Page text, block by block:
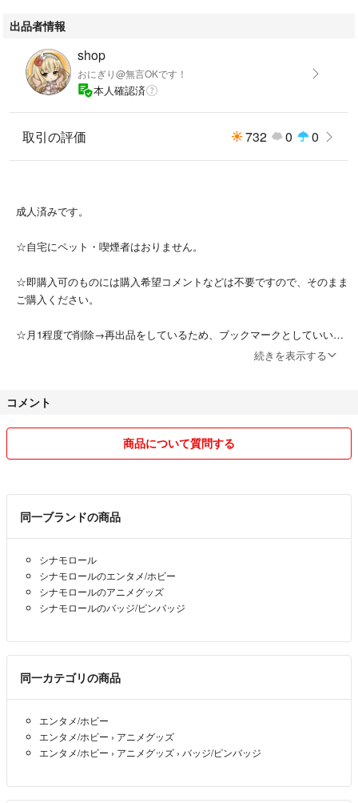
出品者情報
shop
おにぎり@無言OKです！
本人確認済
取引の評価 732 0 0
成人済みです。
☆自宅にペット・喫煙者はおりません。
☆即購入可のものには購入希望コメントなどは不要ですので、そのまま
ご購入ください。
☆月1程度で削除→再出品をしているため、ブックマークとしていいね
下げ依頼コメントは連絡なく削除いたします。
ことができませんので、ご購入時のご了承をお願いいたします。
続きを表示する
コメント
商品について質問する
同一ブランドの商品
シナモロール
シナモロールのエンタメ/ホビー
シナモロールのアニメグッズ
シナモロールのバッジ/ピンバッジ
同一カテゴリの商品
エンタメ/ホビー
エンタメ/ホビー › アニメグッズ
エンタメ/ホビー › アニメグッズ › バッジ/ピンバッジ